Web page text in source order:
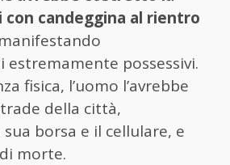
con candeggina al rientro
possessivi.
fisica, l’uomo l’avrebbe
della città,
borsa e il cellulare, e
morte.